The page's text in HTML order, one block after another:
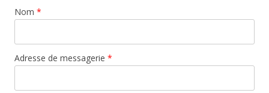
Nom *
Adresse de messagerie *